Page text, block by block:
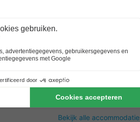
Sprookjesgolfbaan en
Heuvelachtig en bosrijk park
Bekijk alle
2 personen
Badkamer